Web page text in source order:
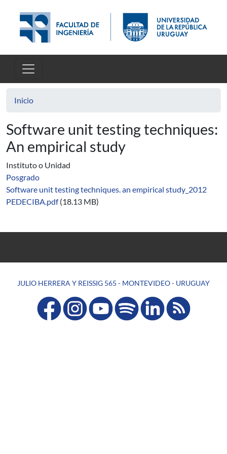
Inicio
Software unit testing techniques:
An empirical study
Instituto o Unidad
Posgrado
Software unit testing techniques. an empirical study_2012
PEDECIBA.pdf (18.13 MB)
JULIO HERRERA Y REISSIG 565 - MONTEVIDEO - URUGUAY